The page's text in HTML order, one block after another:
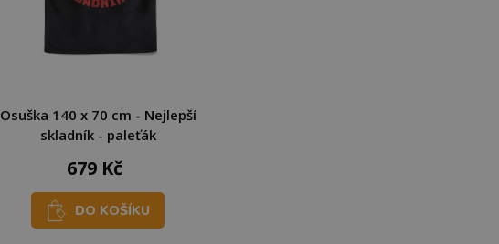
Osuška 140 x 70 cm - Nejlepší
skladník - paleťák
679 Kč
DO KOŠÍKU